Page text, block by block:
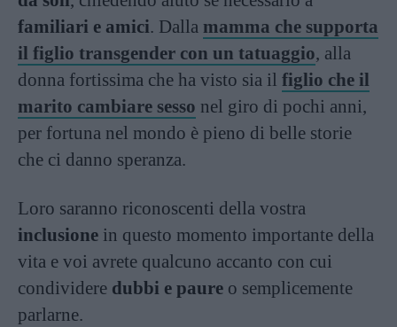
familiari e amici. Dalla mamma che supporta
il figlio transgender con un tatuaggio, alla
donna fortissima che ha visto sia il figlio che il
marito cambiare sesso nel giro di pochi anni,
per fortuna nel mondo è pieno di belle storie
che ci danno speranza.
Loro saranno riconoscenti della vostra
inclusione in questo momento importante della
vita e voi avrete qualcuno accanto con cui
condividere dubbi e paure o semplicemente
parlarne.